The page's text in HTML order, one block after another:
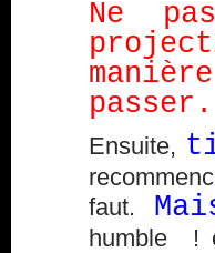
Ne
passer.
Ensuite,
faut.
humble !